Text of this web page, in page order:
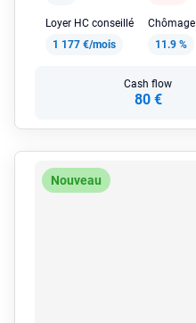
Loyer HC conseillé
1 177 €/mois
Chômage
11.9 %
Cash flow
80 €
Nouveau